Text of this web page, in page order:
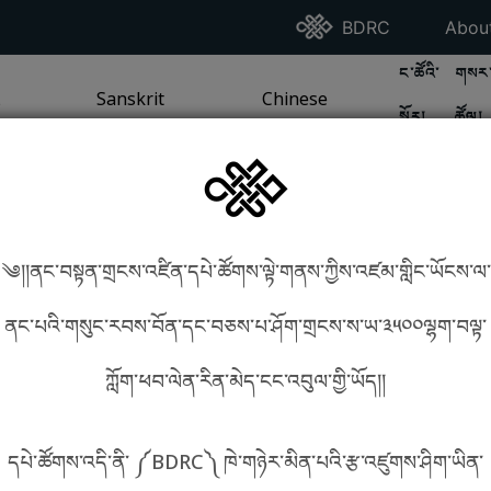
Go To BDRC
BDRC Go
/ SEA TRADITIONPAGE
GO TOSANSKRIT TRADITION
Sanskrit
GO TOCHINESE TRADITION
Chinese
GO TO
ང་ཚོའི་
སྐོར།
GO
ཚོལ།
༄།།ནང་བསྟན་གྲངས་འཛིན་དཔེ་ཚོགས་ལྟེ་གནས་ཀྱིས་འཛམ་གླིང་ཡོངས་ལ་
ནང་པའི་གསུང་རབས་བོན་དང་བཅས་པ་ཤོག་གྲངས་ས་ཡ་༣༥༠༠ལྷག་བལྟ་
ཀློག་ཕབ་ལེན་རིན་མེད་ངང་འབུལ་གྱི་ཡོད།།
དཔེ་ཚོགས་འདི་ནི་ ༼BDRC༽ ཁེ་གཉེར་མིན་པའི་རྩ་འཛུགས་ཤིག་ཡིན་
phonetics! How to find things?